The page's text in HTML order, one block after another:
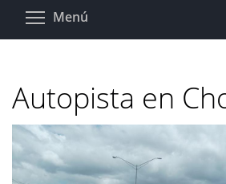
Pasar
Menú
Autopista en